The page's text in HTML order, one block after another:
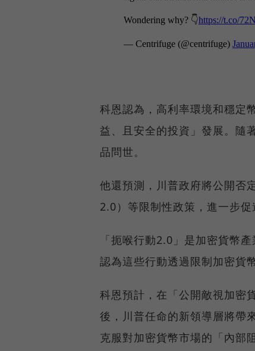
科恩認為，高利率環境和穩定
益、且安全的投資」發展。隨
品問世。
他還預測，川普政府將公開
2.0）等限制性政策，進一步促
「扼喉行動2.0」是加密貨幣
認為這些行動透過限制加密貨
科恩預計，在「公開敵視加密
後，川普任命的新領導層將帶
克服對加密貨幣市場的「內部